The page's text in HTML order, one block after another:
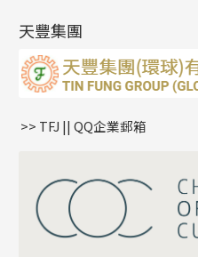
雙十字鏈系列
水波鏈系列
蛇骨鏈系列
鏈尾系列
嘴唇鏈系列
S車花鏈系列
珍珠鏈系列
坦克鏈系列
滿天星鏈系列
耳環扣系列
耳綫/耳鈎系列
耳環爪頭
耳環
字母吊墜
相盒吊墜
項鏈吊墜
生肖吊墜
星座吊墜
珠扣
天豐集團
>> TFJ || QQ企業郵箱